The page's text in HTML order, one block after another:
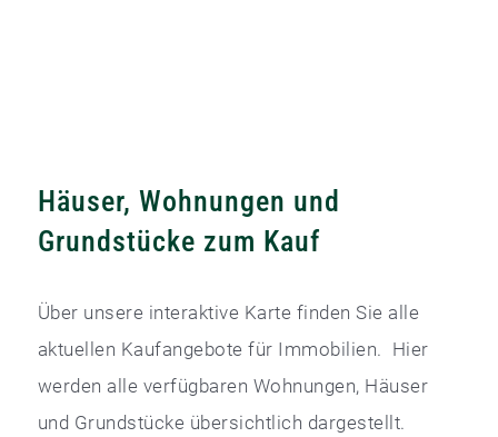
Häuser, Wohnungen und
Grundstücke zum Kauf
Über unsere interaktive Karte finden Sie alle
aktuellen Kaufangebote für Immobilien. Hier
werden alle verfügbaren Wohnungen, Häuser
und Grundstücke übersichtlich dargestellt.